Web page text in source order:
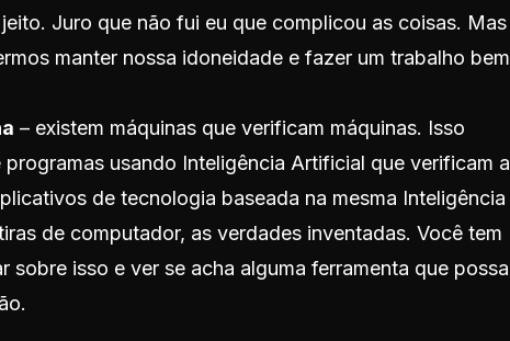
Juro que não fui eu que complicou as coisas. Mas
manter nossa idoneidade e fazer um trabalho bem
– existem máquinas que verificam máquinas. Isso
programas usando Inteligência Artificial que verificam a
de tecnologia baseada na mesma Inteligência
de computador, as verdades inventadas. Você tem
sobre isso e ver se acha alguma ferramenta que possa